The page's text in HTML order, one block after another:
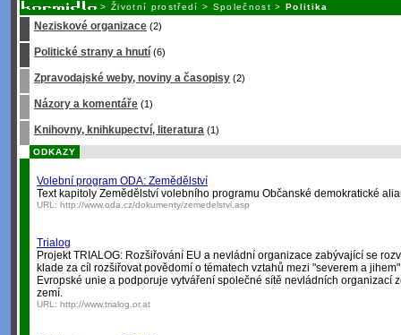
> Životní prostředí > Společnost >Politika
Neziskové organizace (2)
Politické strany a hnutí (6)
Zpravodajské weby, noviny a časopisy (2)
Názory a komentáře (1)
Knihovny, knihkupectví, literatura (1)
ODKAZY
Volební program ODA: Zemědělství
Text kapitoly Zemědělství volebního programu Občanské demokratické
URL: http://www.oda.cz/dokumenty/zemedelstvi.asp
Trialog
Projekt TRIALOG: Rozšiřování EU a nevládní organizace zabývající se
klade za cíl rozšiřovat povědomí o tématech vztahů mezi "severem a
Evropské unie a podporuje vytváření společné sítě nevládních organizací
zemí.
URL: http://www.trialog.or.at